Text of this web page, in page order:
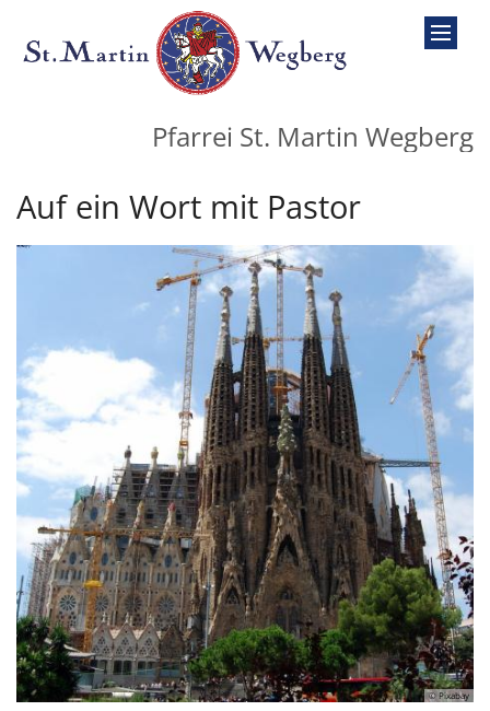
Zum Inhalt springen
Pfarrei St. Martin Wegberg
Auf ein Wort mit Pastor
© Pixabay